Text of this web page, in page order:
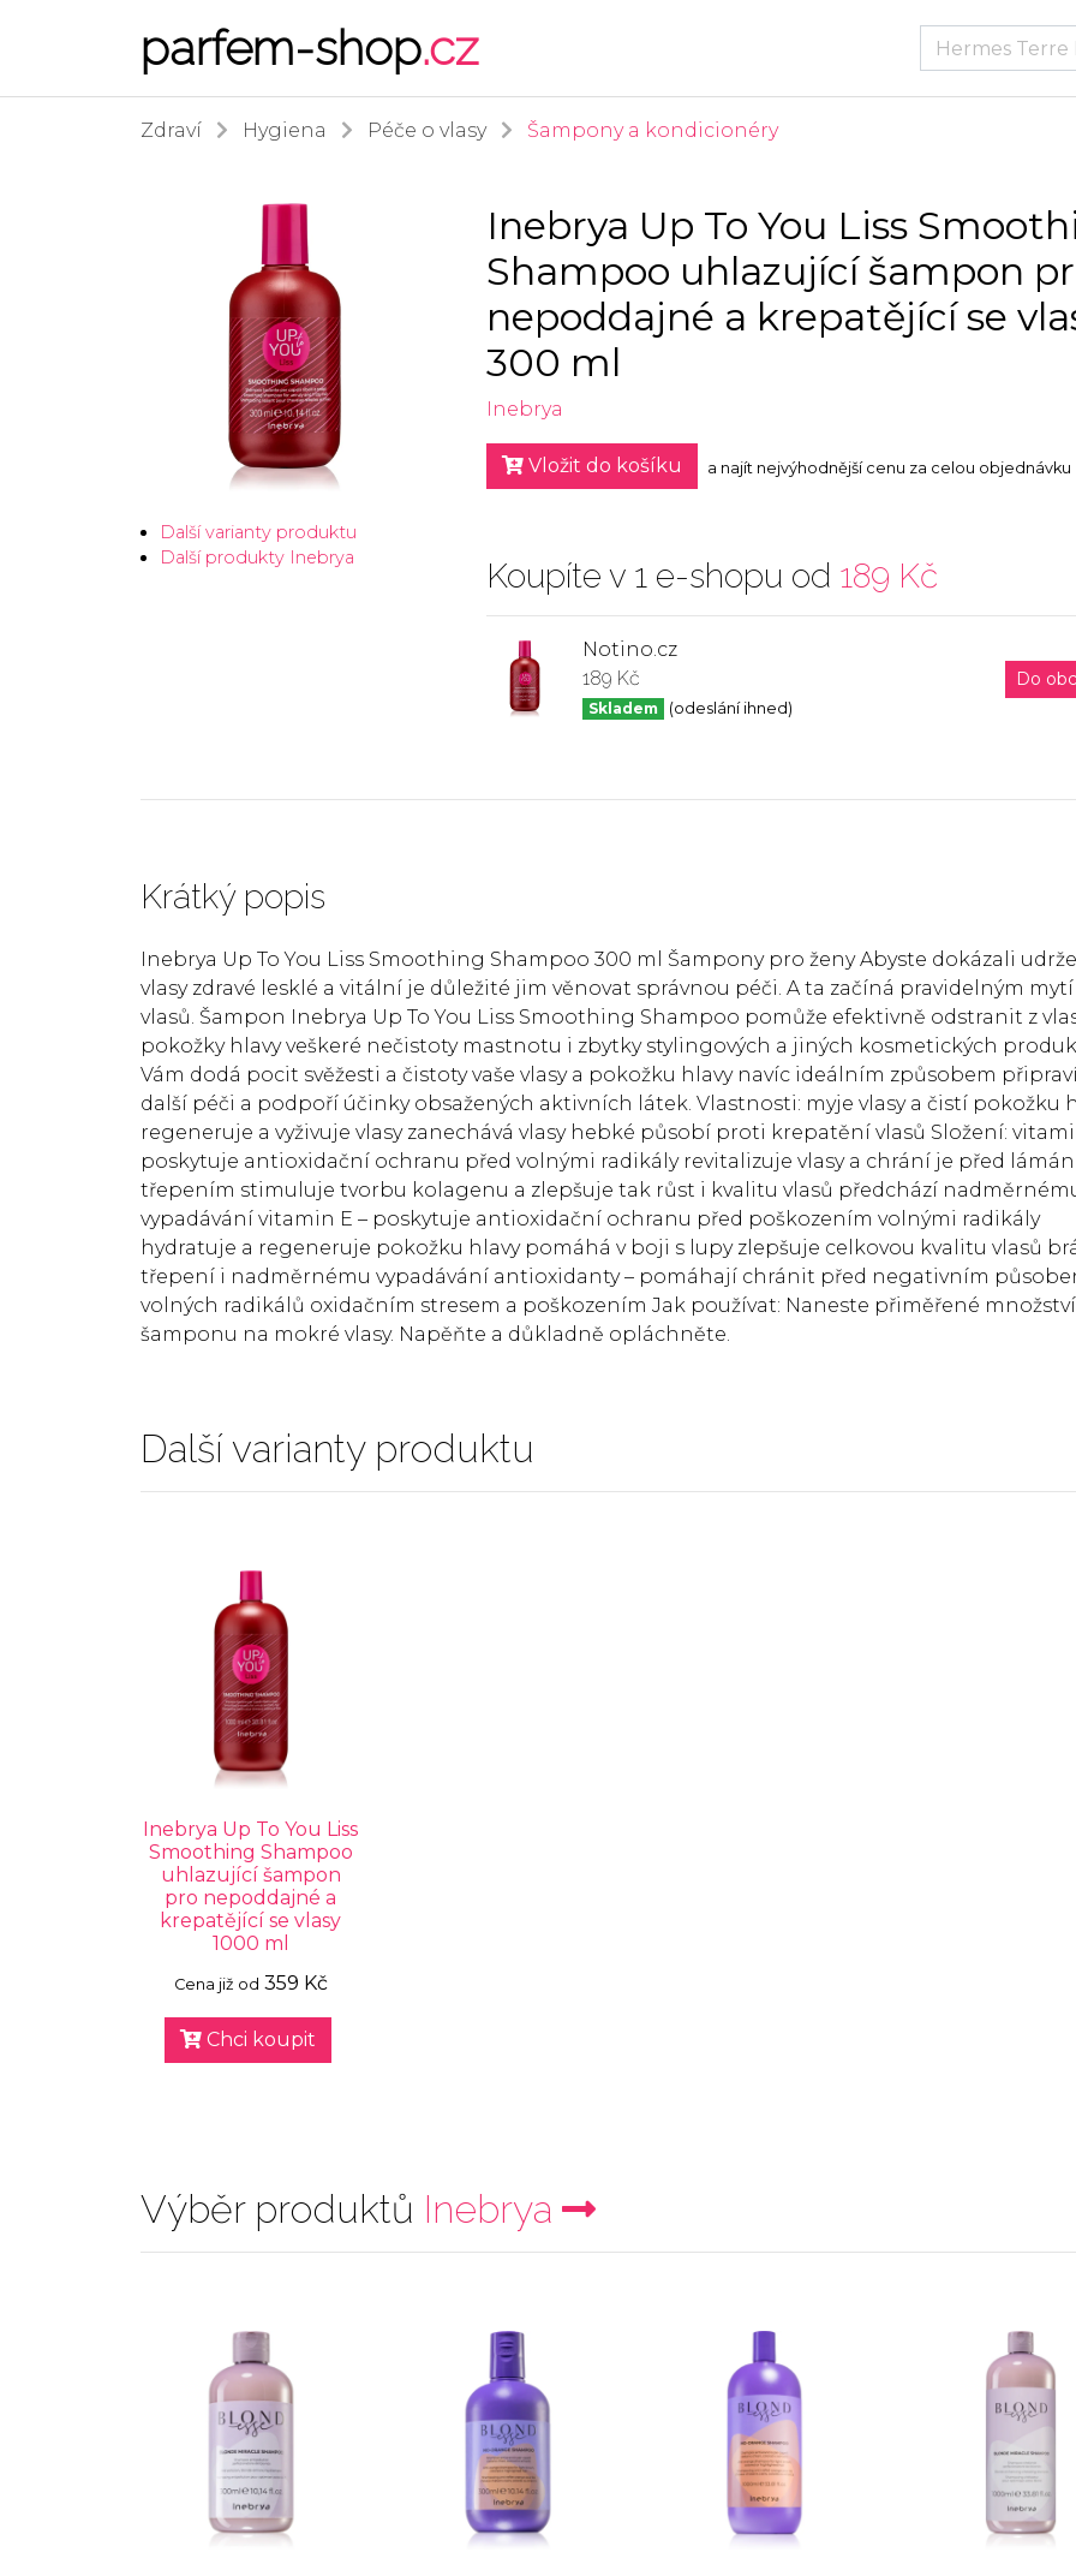
parfem-shop.cz
Zdraví Hygiena Péče o vlasy Šampony a kondicionéry
Další varianty produktu
Další produkty Inebrya
Inebrya Up To You Liss
Shampoo uhlazující šampon
nepoddajné a krepatějící se
300 ml
Inebrya
Vložit do košíku a najít nejvýhodnější cenu za celou objednávku
Koupíte v 1 e-shopu od 189 Kč
Notino.cz
189 Kč
Skladem (odeslání ihned)
Do
Krátký popis
Inebrya Up To You Liss Smoothing Shampoo 300 ml Šampony pro ženy Abyste dokázali
vlasy zdravé lesklé a vitální je důležité jim věnovat správnou péči. A ta začíná pravidelným
vlasů. Šampon Inebrya Up To You Liss Smoothing Shampoo pomůže efektivně odstranit z
pokožky hlavy veškeré nečistoty mastnotu i zbytky stylingových a jiných kosmetických
Vám dodá pocit svěžesti a čistoty vaše vlasy a pokožku hlavy navíc ideálním způsobem
další péči a podpoří účinky obsažených aktivních látek. Vlastnosti: myje vlasy a čistí pokožku
regeneruje a vyživuje vlasy zanechává vlasy hebké působí proti krepatění vlasů Složení:
poskytuje antioxidační ochranu před volnými radikály revitalizuje vlasy a chrání je před
třepením stimuluje tvorbu kolagenu a zlepšuje tak růst i kvalitu vlasů předchází
vypadávání vitamin E – poskytuje antioxidační ochranu před poškozením volnými radikály
hydratuje a regeneruje pokožku hlavy pomáhá v boji s lupy zlepšuje celkovou kvalitu vlasů
třepení i nadměrnému vypadávání antioxidanty – pomáhají chránit před negativním
volných radikálů oxidačním stresem a poškozením Jak používat: Naneste přiměřené množství
šamponu na mokré vlasy. Napěňte a důkladně opláchněte.
Další varianty produktu
Inebrya Up To You Liss
Smoothing Shampoo
uhlazující šampon
pro nepoddajné a
krepatějící se vlasy
1000 ml
Cena již od 359 Kč
Chci koupit
Výběr produktů Inebrya